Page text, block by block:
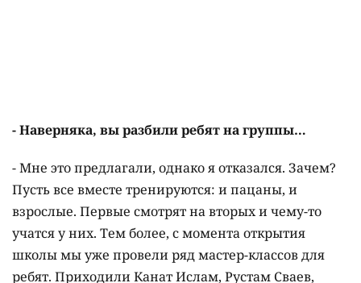
- Наверняка, вы разбили ребят на группы…
- Мне это предлагали, однако я отказался. Зачем?
Пусть все вместе тренируются: и пацаны, и
взрослые. Первые смотрят на вторых и чему-то
учатся у них. Тем более, с момента открытия
школы мы уже провели ряд мастер-классов для
ребят. Приходили Канат Ислам, Рустам Сваев,